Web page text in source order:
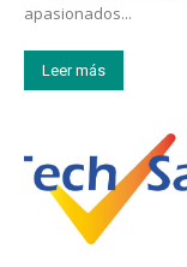
apasionados...
Leer más